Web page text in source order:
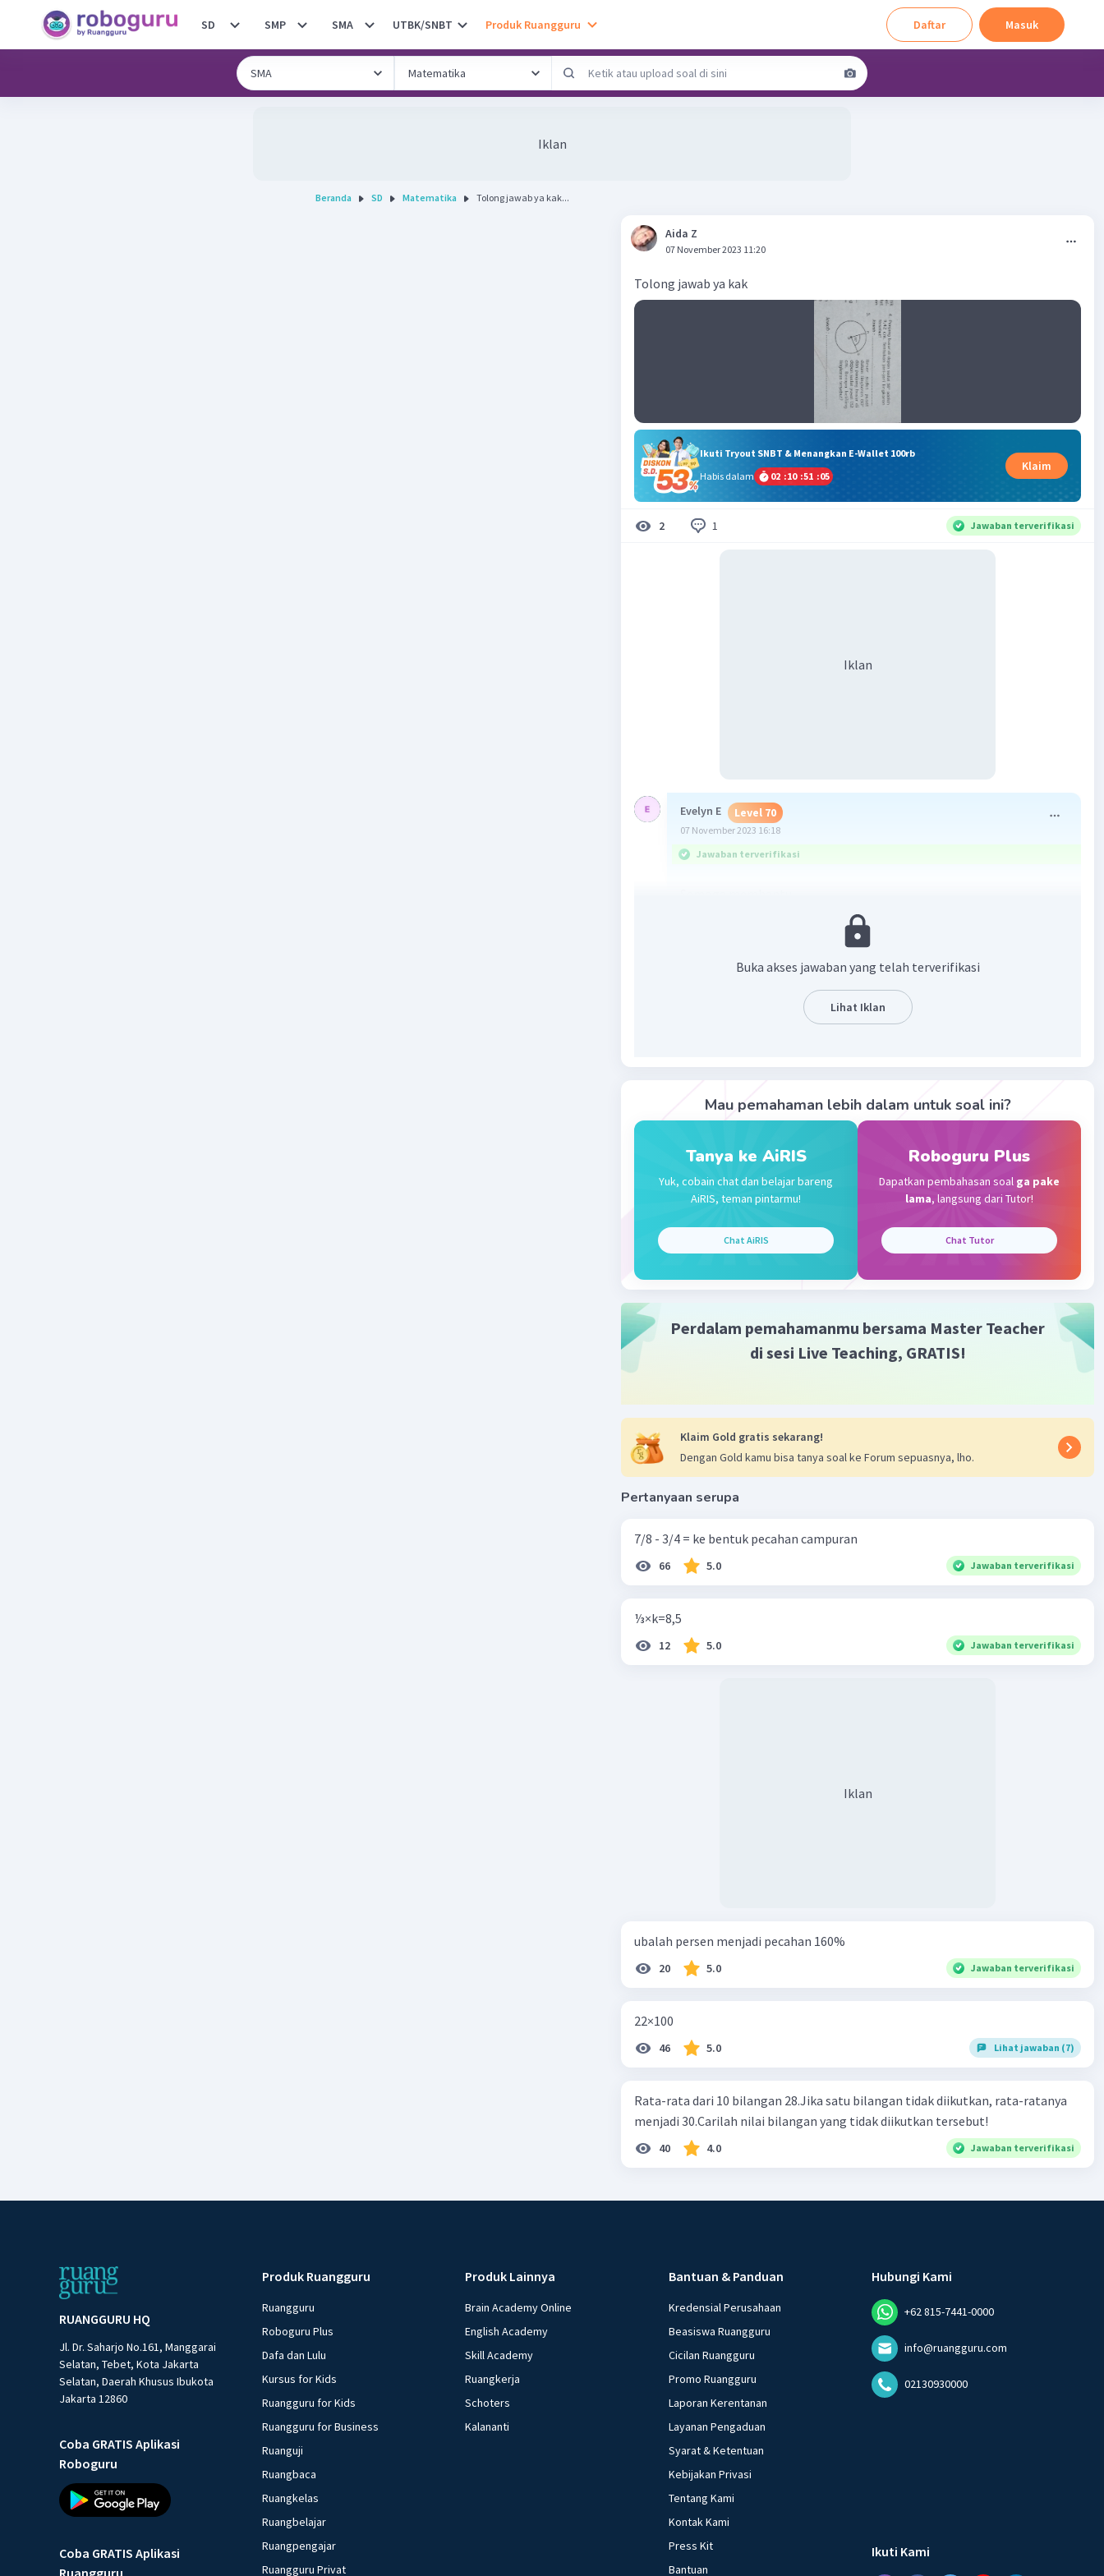
SD SMP SMA UTBK/SNBT Produk Ruangguru Daftar Masuk
Iklan
Beranda SD Matematika Tolong jawab ya kak...
Aida Z
07 November 2023 11:20
Tolong jawab ya kak
Ikuti Tryout SNBT & Menangkan E-Wallet 100rb
Habis dalam
02 :10 :51 :05
Klaim
2 1 Jawaban terverifikasi
Iklan
Evelyn E Level 70
07 November 2023 16:18
Jawaban terverifikasi
Buka akses jawaban yang telah terverifikasi
Lihat Iklan
Mau pemahaman lebih dalam untuk soal ini?
Tanya ke AiRIS
Yuk, cobain chat dan belajar bareng
AiRIS, teman pintarmu!
Chat AiRIS
Roboguru Plus
Dapatkan pembahasan soal ga pake
lama, langsung dari Tutor!
Chat Tutor
Perdalam pemahamanmu bersama Master Teacher
di sesi Live Teaching, GRATIS!
Klaim Gold gratis sekarang!
Dengan Gold kamu bisa tanya soal ke Forum sepuasnya, lho.
Pertanyaan serupa
7/8 - 3/4 = ke bentuk pecahan campuran
66 5.0 Jawaban terverifikasi
⅓×k=8,5
12 5.0 Jawaban terverifikasi
Iklan
ubalah persen menjadi pecahan 160%
20 5.0 Jawaban terverifikasi
22×100
46 5.0 Lihat jawaban (7)
Rata-rata dari 10 bilangan 28.Jika satu bilangan tidak diikutkan, rata-ratanya
menjadi 30.Carilah nilai bilangan yang tidak diikutkan tersebut!
40 4.0 Jawaban terverifikasi
RUANGGURU HQ
Jl. Dr. Saharjo No.161, Manggarai
Selatan, Tebet, Kota Jakarta
Selatan, Daerah Khusus Ibukota
Jakarta 12860
Coba GRATIS Aplikasi
Roboguru
Coba GRATIS Aplikasi
Produk Ruangguru
Ruangguru
Roboguru Plus
Dafa dan Lulu
Kursus for Kids
Ruangguru for Kids
Ruangguru for Business
Ruanguji
Ruangbaca
Ruangkelas
Ruangbelajar
Ruangpengajar
Ruangguru Privat
Produk Lainnya
Brain Academy Online
English Academy
Skill Academy
Ruangkerja
Schoters
Kalananti
Bantuan & Panduan
Kredensial Perusahaan
Beasiswa Ruangguru
Cicilan Ruangguru
Promo Ruangguru
Laporan Kerentanan
Layanan Pengaduan
Syarat & Ketentuan
Kebijakan Privasi
Tentang Kami
Kontak Kami
Press Kit
Bantuan
Hubungi Kami
+62 815-7441-0000
info@ruangguru.com
02130930000
Ikuti Kami